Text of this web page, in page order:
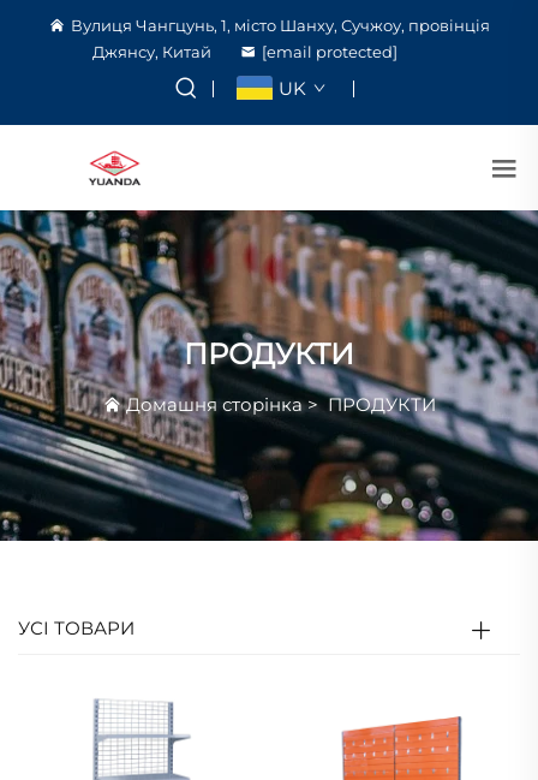
Вулиця Чангцунь, 1, місто Шанху, Сучжоу, провінція
Джянсу, Китай
[email protected]
UK
ПРОДУКТИ
Домашня сторінка>ПРОДУКТИ
УСІ ТОВАРИ